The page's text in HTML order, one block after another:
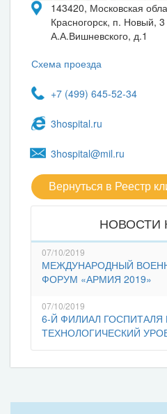
143420, Московская
Красногорск, п. Новый,
А.А.Вишневского, д.1
Схема проезда
+7 (499) 645-52-34
3hospital.ru
3hospital@mil.ru
Вернуться в Реестр
НОВОСТИ
07/10/2019
МЕЖДУНАРОДНЫЙ
ФОРУМ «АРМИЯ 2019»
07/10/2019
6-Й ФИЛИАЛ
ТЕХНОЛОГИЧЕСКИЙ